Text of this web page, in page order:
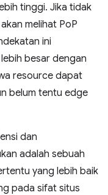
tinggi. Jika tidak
melihat PoP
ini
besar dengan
resource dapat
belum tentu edge
dan
adalah sebuah
yang lebih baik
pada sifat situs